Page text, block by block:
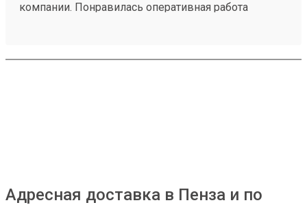
компании. Понравилась оперативная работа
своевременно. Замечаний по доставке нет.
Адресная доставка в Пенза и по